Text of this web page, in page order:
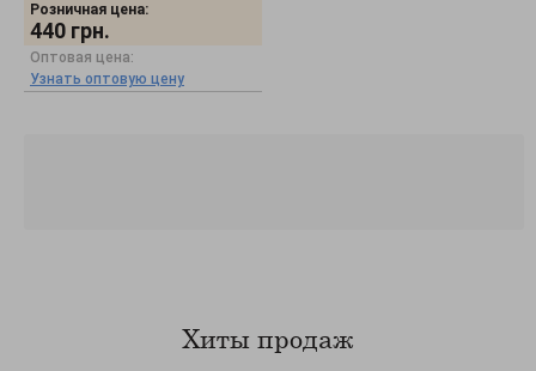
Розничная цена:
440 грн.
Оптовая цена:
Узнать оптовую цену
Хиты продаж